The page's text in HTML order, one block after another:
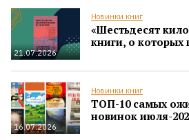
21.07.2026
Новинки книг
«Шестьдесят
книги, о которых
16.07.2026
Новинки книг
ТОП-10 самых
новинок июля-